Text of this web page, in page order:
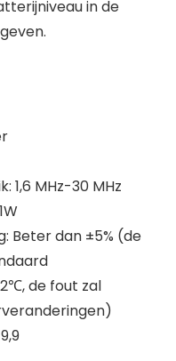
in de
1,6 MHz-30 MHz
Beter dan ±5% (de
de fout zal